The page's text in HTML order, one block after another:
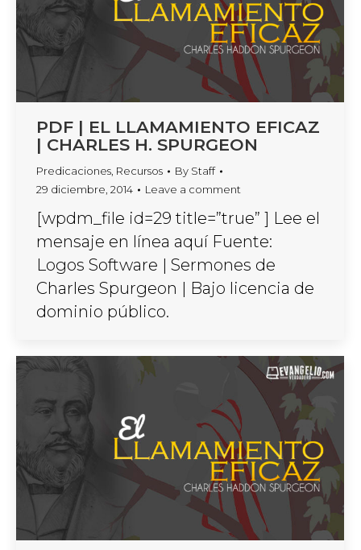
PDF | EL LLAMAMIENTO EFICAZ
| CHARLES H. SPURGEON
Predicaciones Recursos By Staff
29 diciembre, 2014
Leave a comment
[wpdm_file id=29 title=”true” ] Lee el
mensaje en línea aquí Fuente:
Logos Software | Sermones de
Charles Spurgeon | Bajo licencia de
dominio público.